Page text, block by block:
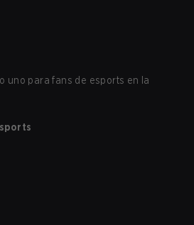
uno para fans de esports en la